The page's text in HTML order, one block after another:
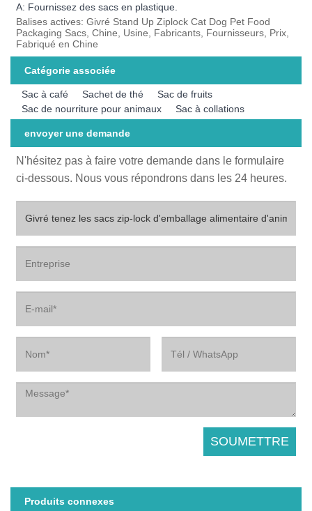
A: Fournissez des sacs en plastique.
Balises actives: Givré Stand Up Ziplock Cat Dog Pet Food
Packaging Sacs, Chine, Usine, Fabricants, Fournisseurs, Prix,
Fabriqué en Chine
Catégorie associée
Sac à café Sachet de thé
Sac de fruits
Sac de nourriture pour animaux
Sac à collations
envoyer une demande
N'hésitez pas à faire votre demande dans le formulaire
ci-dessous. Nous vous répondrons dans les 24 heures.
Produits connexes